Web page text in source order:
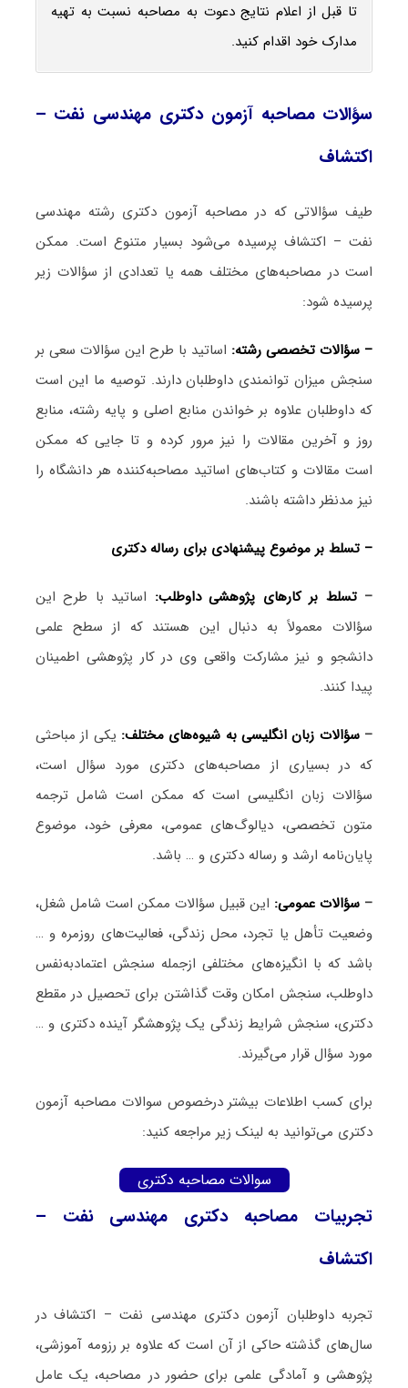
تا قبل از اعلام نتایج دعوت به مصاحبه نسبت به تهیه
مدارک خود اقدام کنید.
سؤالات مصاحبه آزمون دکتری مهندسی نفت –
اکتشاف
طیف سؤالاتی که در مصاحبه آزمون دکتری رشته مهندسی
نفت – اکتشاف پرسیده می‌شود بسیار متنوع است. ممکن
است در مصاحبه‌های مختلف همه یا تعدادی از سؤالات زیر
پرسیده شود:
– سؤالات تخصصی رشته: اساتید با طرح این سؤالات سعی بر
سنجش میزان توانمندی داوطلبان دارند. توصیه ما این است
که داوطلبان علاوه بر خواندن منابع اصلی و پایه رشته، منابع
روز و آخرین مقالات را نیز مرور کرده و تا جایی که ممکن
است مقالات و کتاب‌های اساتید مصاحبه‌کننده هر دانشگاه را
نیز مدنظر داشته باشند.
– تسلط بر موضوع پیشنهادی برای رساله دکتری
–تسلط بر کارهای پژوهشی داوطلب: اساتید با طرح این
سؤالات معمولاً به دنبال این هستند که از سطح علمی
دانشجو و نیز مشارکت واقعی وی در کار پژوهشی اطمینان
پیدا کنند.
– سؤالات زبان انگلیسی به شیوه‌های مختلف: یکی از مباحثی
که در بسیاری از مصاحبه‌های دکتری مورد سؤال است،
سؤالات زبان انگلیسی است که ممکن است شامل ترجمه
متون تخصصی، دیالوگ‌های عمومی، معرفی خود، موضوع
پایان‌نامه ارشد و رساله دکتری و … باشد.
– سؤالات عمومی: این قبیل سؤالات ممکن است شامل شغل،
وضعیت تأهل یا تجرد، محل زندگی، فعالیت‌های روزمره و …
باشد که با انگیزه‌های مختلفی ازجمله سنجش اعتمادبه‌نفس
داوطلب، سنجش امکان وقت گذاشتن برای تحصیل در مقطع
دکتری، سنجش شرایط زندگی یک پژوهشگر آینده دکتری و …
مورد سؤال قرار می‌گیرند.
برای کسب اطلاعات بیشتر درخصوص سوالات مصاحبه آزمون
دکتری می‌توانید به لینک زیر مراجعه کنید:
سوالات مصاحبه دکتری
تجربیات مصاحبه دکتری مهندسی نفت –
اکتشاف
تجربه داوطلبان آزمون دکتری مهندسی نفت – اکتشاف در
سال‌های گذشته حاکی از آن است که علاوه بر رزومه آموزشی،
پژوهشی و آمادگی علمی برای حضور در مصاحبه، یک عامل